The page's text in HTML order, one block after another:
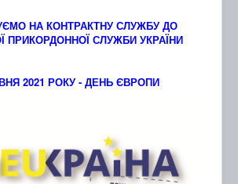
НА КОНТРАКТНУ СЛУЖБУ ДО
ПРИКОРДОННОЇ СЛУЖБИ УКРАЇНИ
2021 РОКУ - ДЕНЬ ЄВРОПИ